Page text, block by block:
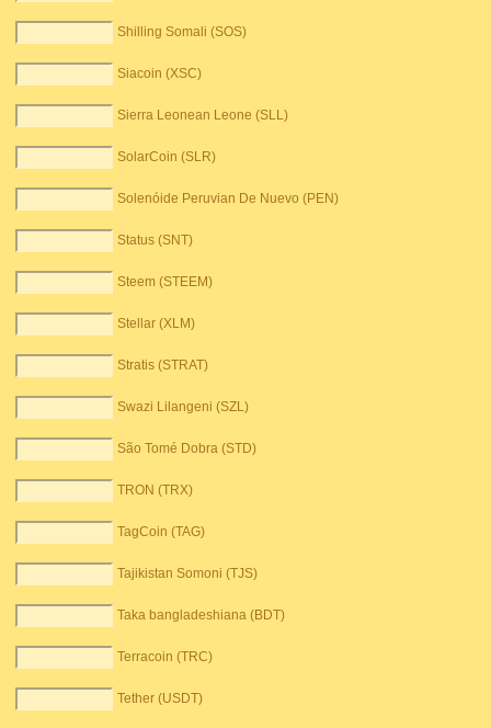
Shilling Somali (SOS)
Siacoin (XSC)
Sierra Leonean Leone (SLL)
SolarCoin (SLR)
Solenóide Peruvian De Nuevo (PEN)
Status (SNT)
Steem (STEEM)
Stellar (XLM)
Stratis (STRAT)
Swazi Lilangeni (SZL)
São Tomé Dobra (STD)
TRON (TRX)
TagCoin (TAG)
Tajikistan Somoni (TJS)
Taka bangladeshiana (BDT)
Terracoin (TRC)
Tether (USDT)